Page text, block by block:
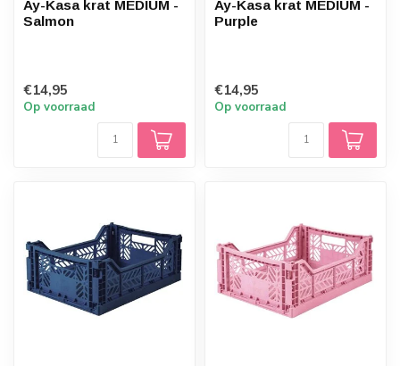
Ay-Kasa krat MEDIUM -
Salmon
€14,95
Op voorraad
Ay-Kasa krat MEDIUM -
Purple
€14,95
Op voorraad